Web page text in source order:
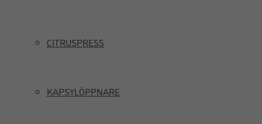
CITRUSPRESS
KAPSYLÖPPNARE